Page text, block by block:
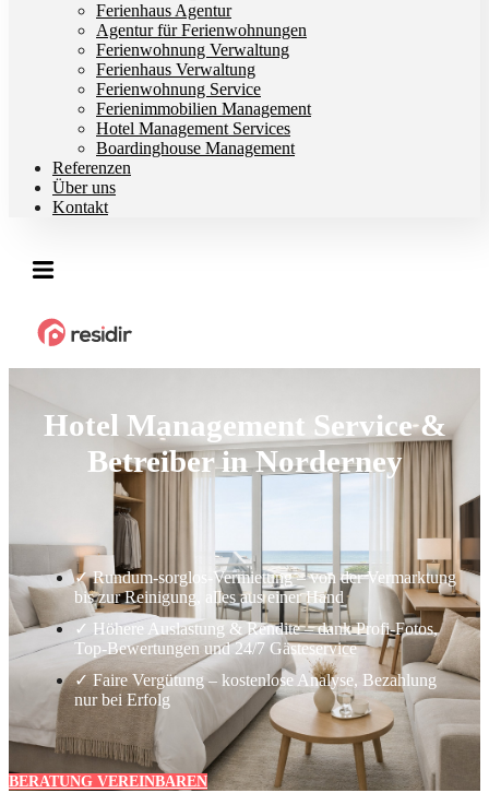
Ferienhaus Agentur
Agentur für Ferienwohnungen
Ferienwohnung Verwaltung
Ferienhaus Verwaltung
Ferienwohnung Service
Ferienimmobilien Management
Hotel Management Services
Boardinghouse Management
Referenzen
Über uns
Kontakt
Hotel Management Service &
Betreiber in Norderney
✓ Rundum-sorglos-Vermietung – von der Vermarktung
bis zur Reinigung, alles aus einer Hand
✓ Höhere Auslastung & Rendite – dank Profi-Fotos,
Top-Bewertungen und 24/7 Gästeservice
✓ Faire Vergütung – kostenlose Analyse, Bezahlung
nur bei Erfolg
BERATUNG VEREINBAREN